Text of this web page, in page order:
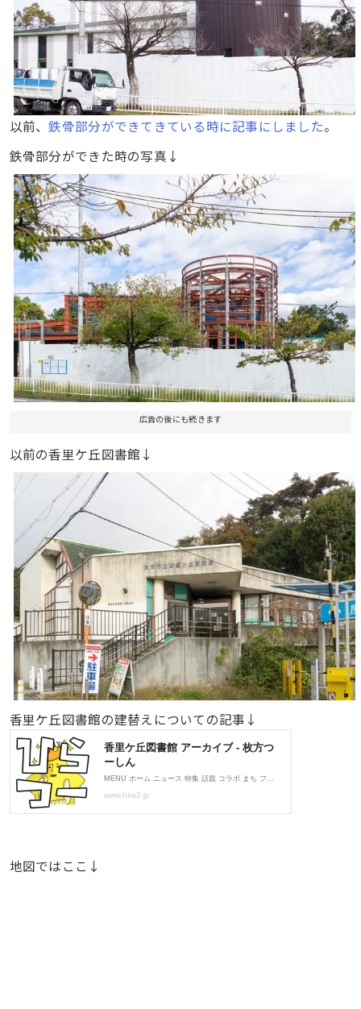
以前、鉄骨部分ができてきている時に記事にしました。
鉄骨部分ができた時の写真↓
広告の後にも続きます
以前の香里ケ丘図書館↓
香里ケ丘図書館の建替えについての記事↓
地図ではここ↓